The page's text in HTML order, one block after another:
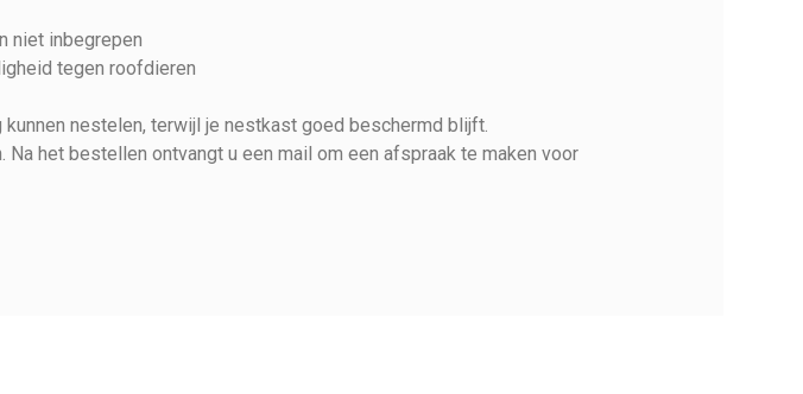
niet inbegrepen
tegen roofdieren
nestelen, terwijl je nestkast goed beschermd blijft.
het bestellen ontvangt u een mail om een afspraak te maken voor